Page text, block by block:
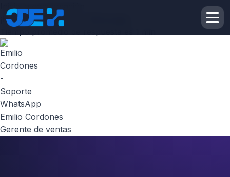
Inicie la conversación
¡Hola! Escribenos por
Emilio Cordones
Gerente de ventas